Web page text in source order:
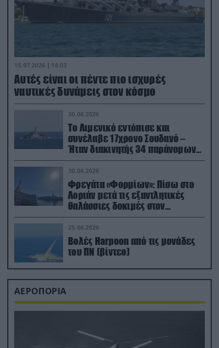
15.07.2026 | 16:03
Aυτές είναι οι πέντε πιο ισχυρές
ναυτικές δυνάμεις στον κόσμο
30.06.2026
Το Λιμενικό εντόπισε και
συνέλαβε 17χρονο Σουδανό –
Ήταν διακινητής 34 παράνομων
μεταναστών
30.06.2026
Φρεγάτα «Φορμίων»: Πίσω στο
Λοριάν μετά τις εξαντλητικές
θαλάσσιες δοκιμές στον
απαιτητικό Βισκαϊκό
25.06.2026
Βολές Harpoon από τις μονάδες
του ΠΝ (βίντεο)
ΑΕΡΟΠΟΡΙΑ